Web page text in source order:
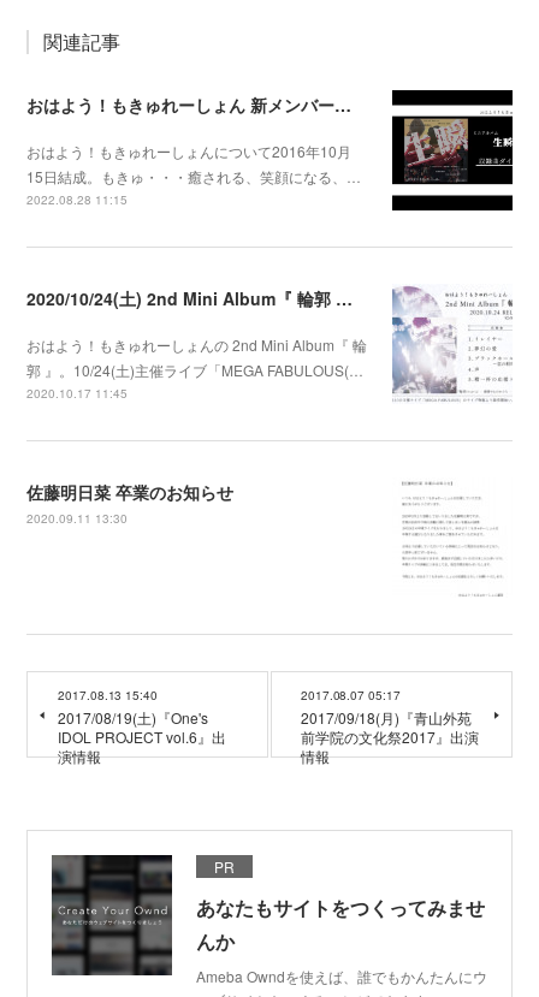
関連記事
おはよう！もきゅれーしょん 新メンバー募集！
おはよう！もきゅれーしょんについて2016年10月
15日結成。もきゅ・・・癒される、笑顔になる、…
2022.08.28 11:15
2020/10/24(土) 2nd Mini Album『 輪郭 』発売決定
おはよう！もきゅれーしょんの 2nd Mini Album『 輪
郭 』。10/24(土)主催ライブ「MEGA FABULOUS(…
2020.10.17 11:45
佐藤明日菜 卒業のお知らせ
2020.09.11 13:30
2017.08.13 15:40
2017/08/19(土)『One's
IDOL PROJECT vol.6』出
演情報
2017.08.07 05:17
2017/09/18(月)『青山外苑
前学院の文化祭2017』出演
情報
PR
あなたもサイトをつくってみませ
んか
Ameba Owndを使えば、誰でもかんたんにウ